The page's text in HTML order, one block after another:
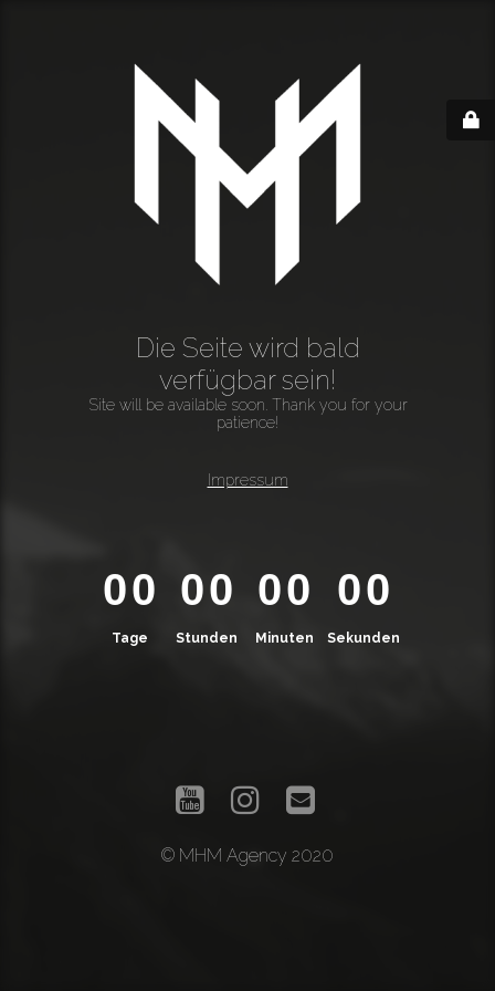
Die Seite wird bald
verfügbar sein!
Site will be available soon. Thank you for your
patience!
Impressum
00
Tage
00
Stunden
00
Minuten
00
Sekunden
© MHM Agency 2020